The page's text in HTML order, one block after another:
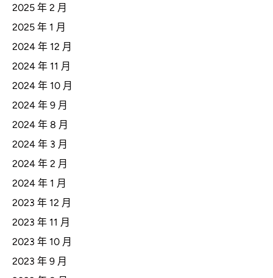
2025 年 2 月
2025 年 1 月
2024 年 12 月
2024 年 11 月
2024 年 10 月
2024 年 9 月
2024 年 8 月
2024 年 3 月
2024 年 2 月
2024 年 1 月
2023 年 12 月
2023 年 11 月
2023 年 10 月
2023 年 9 月